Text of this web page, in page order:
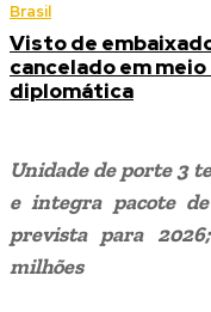
Brasil
Visto de
cancelado em
diplomática
Unidade de porte 3
e integra pacote
prevista para
milhões